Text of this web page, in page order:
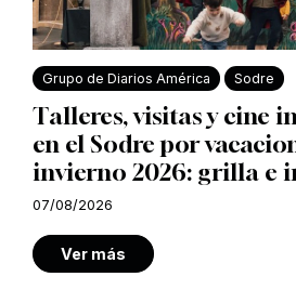
Grupo de Diarios América Sodre
Talleres, visitas y cine
en el Sodre por
invierno 2026: grilla e
07/08/2026
Ver más